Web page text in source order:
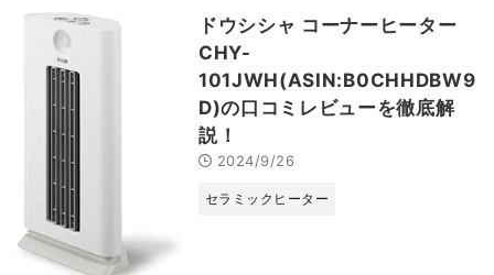
ドウシシャ コーナーヒーター
CHY-
101JWH(ASIN:B0CHHDBW9
D)の口コミレビューを徹底解
説！
2024/9/26
セラミックヒーター